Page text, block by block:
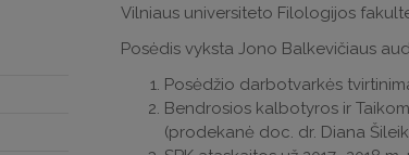
Vilniaus universiteto Filologijos
Posėdis vyksta Jono Balkevičiaus
Posėdžio darbotvarkės
Bendrosios kalbotyros ir
(prodekanė doc. dr. Diana